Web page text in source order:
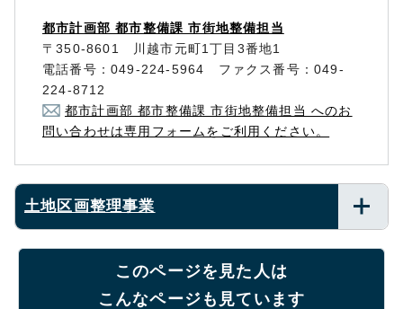
都市計画部 都市整備課 市街地整備担当
〒350-8601 川越市元町1丁目3番地1
電話番号：049-224-5964 ファクス番号：049-
224-8712
都市計画部 都市整備課 市街地整備担当 へのお
問い合わせは専用フォームをご利用ください。
土地区画整理事業
このページを見た人は
こんなページも見ています